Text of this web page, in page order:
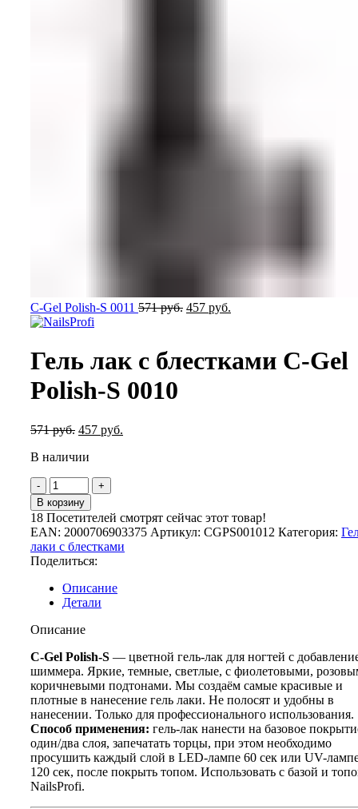
C-Gel Polish-S 0011 571руб. Первоначальная
руб..
457 руб.
Гель лак с блестками C-Gel
Polish-S 0010
571руб. Первоначальная
составляла
руб..
457 руб.
В наличии
Количество
товара
C-
Gel
Polish-
S
0010
В корзину
18 Посетителей смотрят сейчас этот товар!
EAN: 2000706903375 Артикул: CGPS001012 Категория:
лаки с блестками
Поделиться:
Описание
Детали
Описание
C-Gel Polish-S — цветной гель-лак для ногтей с
шиммера. Яркие, темные, светлые, с фиолетовыми,
коричневыми подтонами. Мы создаём самые красивые и
плотные в нанесение гель лаки. Не полосят и удобны в
нанесении. Только для профессионального использования.
Способ применения: гель-лак нанести на базовое
один/два слоя, запечатать торцы, при этом необходимо
просушить каждый слой в LED-лампе 60 сек или UV-
120 сек, после покрыть топом. Использовать с базой и
NailsProfi.